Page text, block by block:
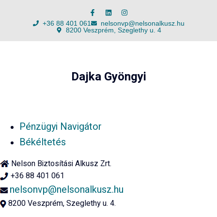
+36 88 401 061
nelsonvp@nelsonalkusz.hu
8200 Veszprém, Szeglethy u. 4
Dajka Gyöngyi
Pénzügyi Navigátor
Békéltetés
Nelson Biztosítási Alkusz Zrt.
+36 88 401 061
nelsonvp@nelsonalkusz.hu
8200 Veszprém, Szeglethy u. 4.